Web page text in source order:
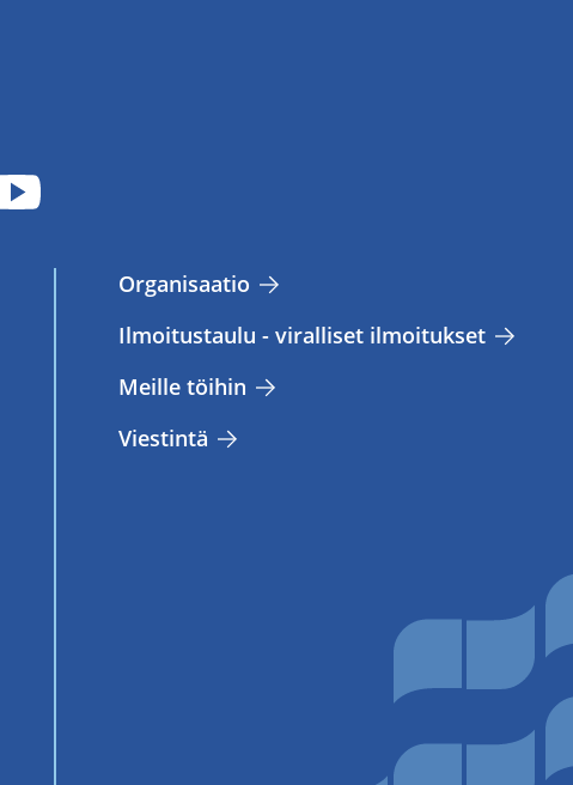
Or­ga­ni­saa­tio
Il­moi­tus­tau­lu - vi­ral­li­set il­moi­tuk­set
Meil­le töi­hin
Vies­tin­tä